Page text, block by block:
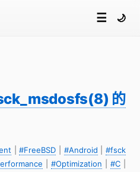
☰ 🌙
的
|#FreeBSD #Android |#fsck
#Optimization #C